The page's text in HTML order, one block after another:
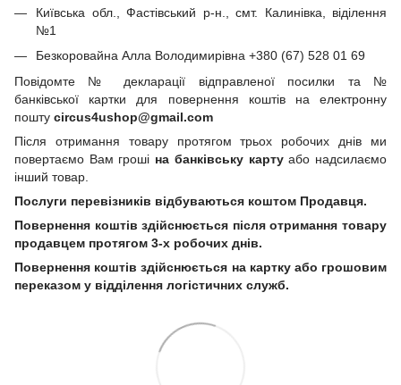
Київська обл., Фастівський р-н., смт. Калинівка, віділення
№1
Безкоровайна Алла Володимирівна +380 (67) 528 01 69
Повідомте № декларації відправленої посилки та №
банківської картки для повернення коштів на електронну
пошту circus4ushop@gmail.com
Після отримання товару протягом трьох робочих днів ми
повертаємо Вам гроші на банківську картуабо надсилаємо
інший товар.
Послуги перевізників відбуваються коштом Продавця.
Повернення коштів здійснюється після отримання товару
продавцем протягом 3-х робочих днів.
Повернення коштів здійснюється на картку або грошовим
переказом у відділення логістичних служб.